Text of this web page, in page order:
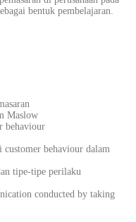
bentuk pembelajaran.
Maslow
behaviour
behaviour dalam
tipe-tipe perilaku
conducted by taking